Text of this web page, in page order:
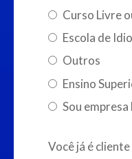
Curso Livre
Escola de
Outros
Ensino
Sou
Você já é